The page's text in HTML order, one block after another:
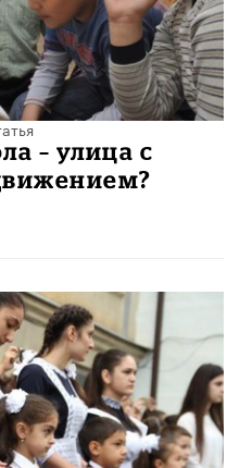
– улица с